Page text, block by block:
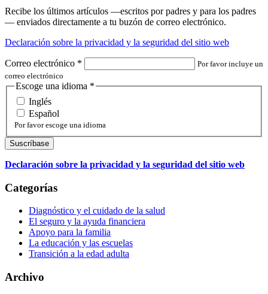
Recibe los últimos artículos —escritos por padres y para los padres
— enviados directamente a tu buzón de correo electrónico.
Declaración sobre la privacidad y la seguridad del sitio web
Correo electrónico *
Por favor incluye un
correo electrónico
Escoge una idioma *
Inglés
Español
Por favor escoge una idioma
Declaración sobre la privacidad y la seguridad del sitio web
Categorías
Diagnóstico y el cuidado de la salud
El seguro y la ayuda financiera
Apoyo para la familia
La educación y las escuelas
Transición a la edad adulta
Archivo